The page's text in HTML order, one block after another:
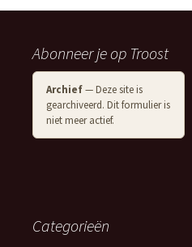
Abonneer je op Troost
Archief— Deze site is
gearchiveerd. Dit formulier is
niet meer actief.
Categorieën